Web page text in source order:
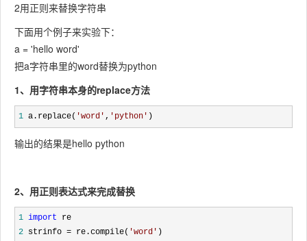
2用正则来替换字符串
下面用个例子来实验下：
a = 'hello word'
把a字符串里的word替换为python
1、用字符串本身的replace方法
1 a.replace( 'word ' , ' python ' )
输出的结果是hello python
2、用正则表达式来完成替换
1 import
2 strinfo = re.compile( 'word '